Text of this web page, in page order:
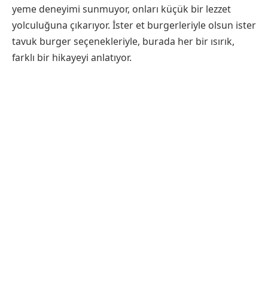
yeme deneyimi sunmuyor, onları küçük bir lezzet
yolculuğuna çıkarıyor. İster et burgerleriyle olsun ister
tavuk burger seçenekleriyle, burada her bir ısırık,
farklı bir hikayeyi anlatıyor.